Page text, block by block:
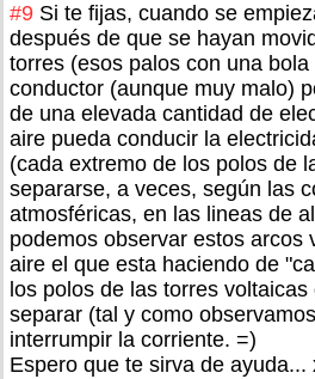
#9 Si te fijas, cuando se
después de que se hayan
torres (esos palos con una
conductor (aunque muy malo)
de una elevada cantidad de
aire pueda conducir la
(cada extremo de los polos de
separarse, a veces, según las
atmosféricas, en las lineas de
podemos observar estos arcos
aire el que esta haciendo de
los polos de las torres
separar (tal y como
interrumpir la corriente. =)
Espero que te sirva de ayuda...